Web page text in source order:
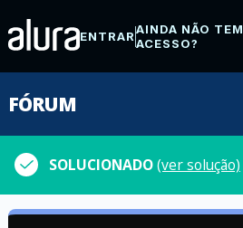
ENTRARAINDA NÃO TEM
ACESSO?
FÓRUM
SOLUCIONADO(ver solução)